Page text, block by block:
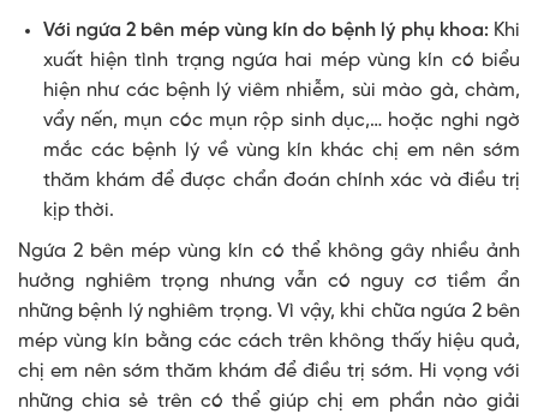
Với ngứa 2 bên mép vùng kín do bệnh lý phụ khoa: Khi
xuất hiện tình trạng ngứa hai mép vùng kín có biểu
hiện như các bệnh lý viêm nhiễm, sùi mào gà, chàm,
vẩy nến, mụn cóc mụn rộp sinh dục,… hoặc nghi ngờ
mắc các bệnh lý về vùng kín khác chị em nên sớm
thăm khám để được chẩn đoán chính xác và điều trị
kịp thời.
Ngứa 2 bên mép vùng kín có thể không gây nhiều ảnh
hưởng nghiêm trọng nhưng vẫn có nguy cơ tiềm ẩn
những bệnh lý nghiêm trọng. Vì vậy, khi chữa ngứa 2 bên
mép vùng kín bằng các cách trên không thấy hiệu quả,
chị em nên sớm thăm khám để điều trị sớm. Hi vọng với
những chia sẻ trên có thể giúp chị em phần nào giải